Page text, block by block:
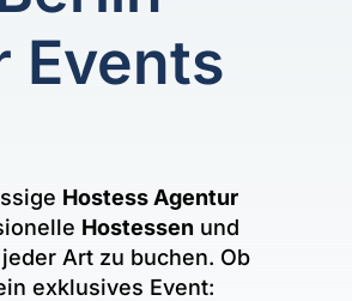
Events
Hostess Agentur
Hostessen und
Art zu buchen. Ob
exklusives Event: